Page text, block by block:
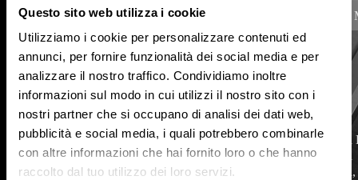
Questo sito web utilizza i cookie
Utilizziamo i cookie per personalizzare contenuti ed
annunci, per fornire funzionalità dei social media e per
analizzare il nostro traffico. Condividiamo inoltre
informazioni sul modo in cui utilizzi il nostro sito con i
nostri partner che si occupano di analisi dei dati web,
pubblicità e social media, i quali potrebbero combinarle
con altre informazioni che hai fornito loro o che hanno
raccolto dal tuo utilizzo dei loro servizi.
23-29 MARZO 2026
Ágora Padel Algemesí
Algemesí
Valencia, Spagna
FINISHED
20-22
Ciudad
Madrid